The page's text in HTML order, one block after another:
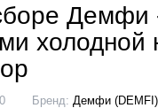
Демфи
холодной
Бренд: Демфи (DEMFI)